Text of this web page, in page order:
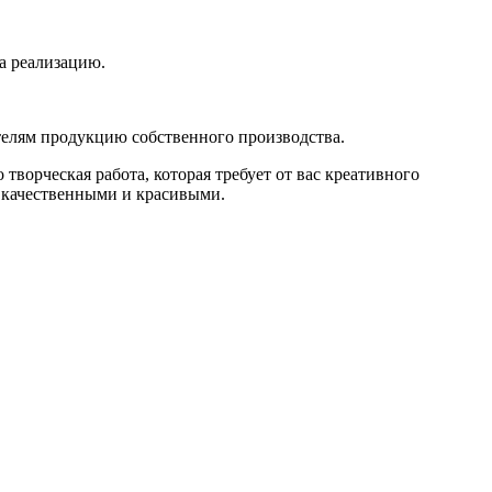
реализацию.
продукцию собственного производства.
работа, которая требует от вас креативного
и красивыми.